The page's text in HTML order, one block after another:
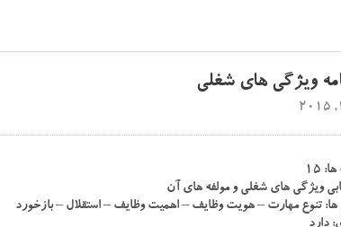
ویژگی های شغلی
۱۵
ویژگی های شغلی و مولفه های آن
ها: تنوع مهارت – هویت وظایف – اهمیت وظایف – استقلال – بازخورد
دارد